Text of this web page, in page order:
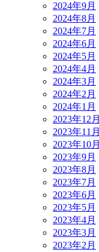
2024年9月
2024年8月
2024年7月
2024年6月
2024年5月
2024年4月
2024年3月
2024年2月
2024年1月
2023年12月
2023年11月
2023年10月
2023年9月
2023年8月
2023年7月
2023年6月
2023年5月
2023年4月
2023年3月
2023年2月